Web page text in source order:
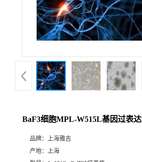
BaF3细胞MPL-W515L基因过表
品牌： 上海雅吉
产地： 上海